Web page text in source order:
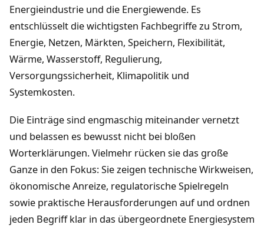
Energieindustrie und die Energiewende. Es
entschlüsselt die wichtigsten Fachbegriffe zu Strom,
Energie, Netzen, Märkten, Speichern, Flexibilität,
Wärme, Wasserstoff, Regulierung,
Versorgungssicherheit, Klimapolitik und
Systemkosten.
Die Einträge sind engmaschig miteinander vernetzt
und belassen es bewusst nicht bei bloßen
Worterklärungen. Vielmehr rücken sie das große
Ganze in den Fokus: Sie zeigen technische Wirkweisen,
ökonomische Anreize, regulatorische Spielregeln
sowie praktische Herausforderungen auf und ordnen
jeden Begriff klar in das übergeordnete Energiesystem